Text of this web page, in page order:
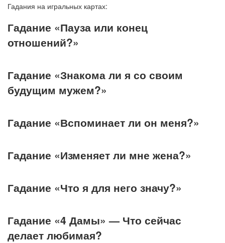
Гадания на игральных картах:
Гадание «Пауза или конец
отношений?»
Гадание «Знакома ли я со своим
будущим мужем?»
Гадание «Вспоминает ли он меня?»
Гадание «Изменяет ли мне жена?»
Гадание «Что я для него значу?»
Гадание «4 Дамы» — Что сейчас
делает любимая?